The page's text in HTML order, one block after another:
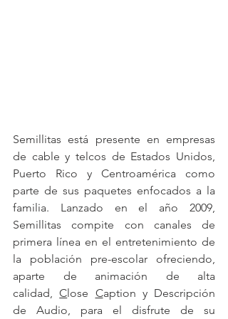
Semillitas está presente en empresas
de cable y telcos de Estados Unidos,
Puerto Rico y Centroamérica como
parte de sus paquetes enfocados a la
familia. Lanzado en el año 2009,
Semillitas compite con canales de
primera línea en el entretenimiento de
la población pre-escolar ofreciendo,
aparte de animación de alta
calidad, Close Caption y Descripción
de Audio, para el disfrute de su